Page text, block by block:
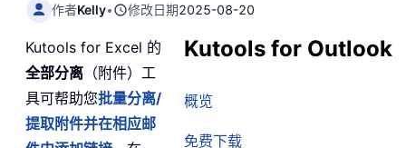
作者Kelly• 修改日期2025-08-20
Kutools for Outlook
概览
免费下载
Kutools for Excel 的
全部分离 （附件）工
具可帮助您批量分离/
提取附件并在相应邮